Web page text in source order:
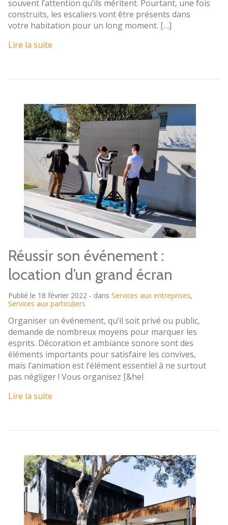
souvent l’attention qu’ils méritent. Pourtant, une fois
construits, les escaliers vont être présents dans
votre habitation pour un long moment. […]
Lire la suite
Réussir son événement :
location d’un grand écran
Publié le 18 février 2022 - dans Services aux entreprises,
Services aux particuliers
Organiser un événement, qu’il soit privé ou public,
demande de nombreux moyens pour marquer les
esprits. Décoration et ambiance sonore sont des
éléments importants pour satisfaire les convives,
mais l’animation est l’élément essentiel à ne surtout
pas négliger ! Vous organisez [&hel
Lire la suite